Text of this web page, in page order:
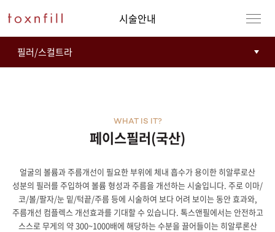
시술안내
페이스필러(국산)
WHAT IS IT?
얼굴의 볼륨과 주름개선이 필요한 부위에 체내 흡수가 용이한 히알루로산
성분의 필러를 주입하여 볼륨 형성과 주름을 개선하는 시술입니다. 주로 이마/
코/볼/팔자/눈 밑/턱끝/주름 등에 시술하여 보다 어려 보이는 동안 효과와,
주름개선 컴플렉스 개선효과를 기대할 수 있습니다. 톡스앤필에서는 안전하고
스스로 무게의 약 300~1000배에 해당하는 수분을 끌어들이는 히알루론산